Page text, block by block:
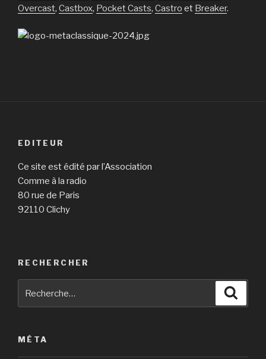
Overcast, Castbox, Pocket Casts, Castro et Breaker.
EDITEUR
Ce site est édité par l’Association
Comme à la radio
80 rue de Paris
92110 Clichy
RECHERCHER
MÉTA